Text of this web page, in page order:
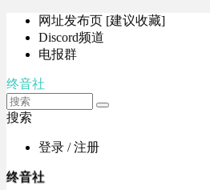
网址发布页 [建议收藏]
Discord频道
电报群
终音社
搜索
登录 / 注册
终音社